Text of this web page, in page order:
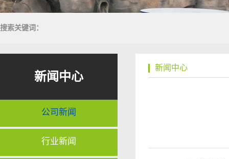
搜索关键词：
新闻中心
公司新闻
行业新闻
新闻中心